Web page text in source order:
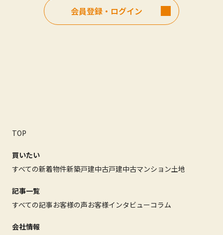
会員登録・ログイン
TOP
買いたい
すべての新着物件新築戸建中古戸建中古マンション土地
記事一覧
すべての記事お客様の声お客様インタビューコラム
会社情報